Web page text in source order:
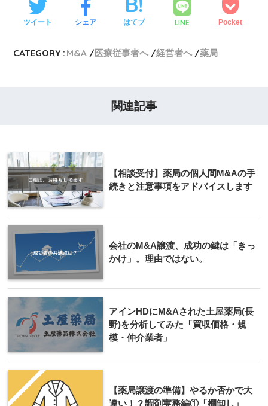
ツイート シェア はてブ LINE Pocket
CATEGORY : M&A 医療従事者へ 経営者へ 薬局
関連記事
【相談受付】薬局の個人間M&Aの手
続きと注意事項をアドバイスします
会社のM&A譲渡、成功の鍵は「きっ
かけ」。理由ではない。
アインHDにM&Aされた土屋薬局(長
野)を分析してみた「買収価格・規
模・仲介業者」
【薬局譲渡の準備】やるか否かで大
違い！？調剤実務編①「棚卸し」